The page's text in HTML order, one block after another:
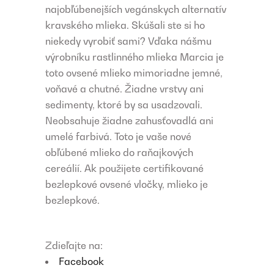
najobľúbenejších vegánskych alternatív
kravského mlieka. Skúšali ste si ho
niekedy vyrobiť sami? Vďaka nášmu
výrobníku rastlinného mlieka Marcia je
toto ovsené mlieko mimoriadne jemné,
voňavé a chutné. Žiadne vrstvy ani
sedimenty, ktoré by sa usadzovali.
Neobsahuje žiadne zahusťovadlá ani
umelé farbivá. Toto je vaše nové
obľúbené mlieko do raňajkových
cereálií. Ak použijete certifikované
bezlepkové ovsené vločky, mlieko je
bezlepkové.
Zdieľajte na:
Facebook